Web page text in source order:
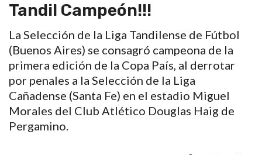
Tandil Campeón!!!
La Selección de la Liga Tandilense de Fútbol
(Buenos Aires) se consagró campeona de la
primera edición de la Copa País, al derrotar
por penales a la Selección de la Liga
Cañadense (Santa Fe) en el estadio Miguel
Morales del Club Atlético Douglas Haig de
Pergamino.